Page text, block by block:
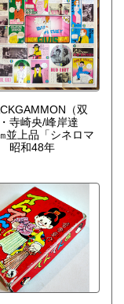
（双
寺崎央/峰岸達
並上品「シネロマ
昭和48年